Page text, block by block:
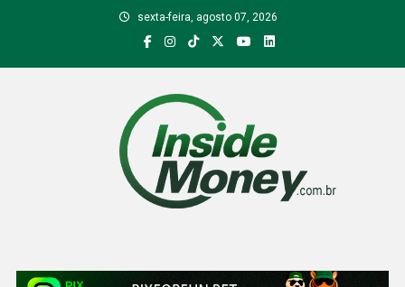
sexta-feira, agosto 07, 2026
Inside Money